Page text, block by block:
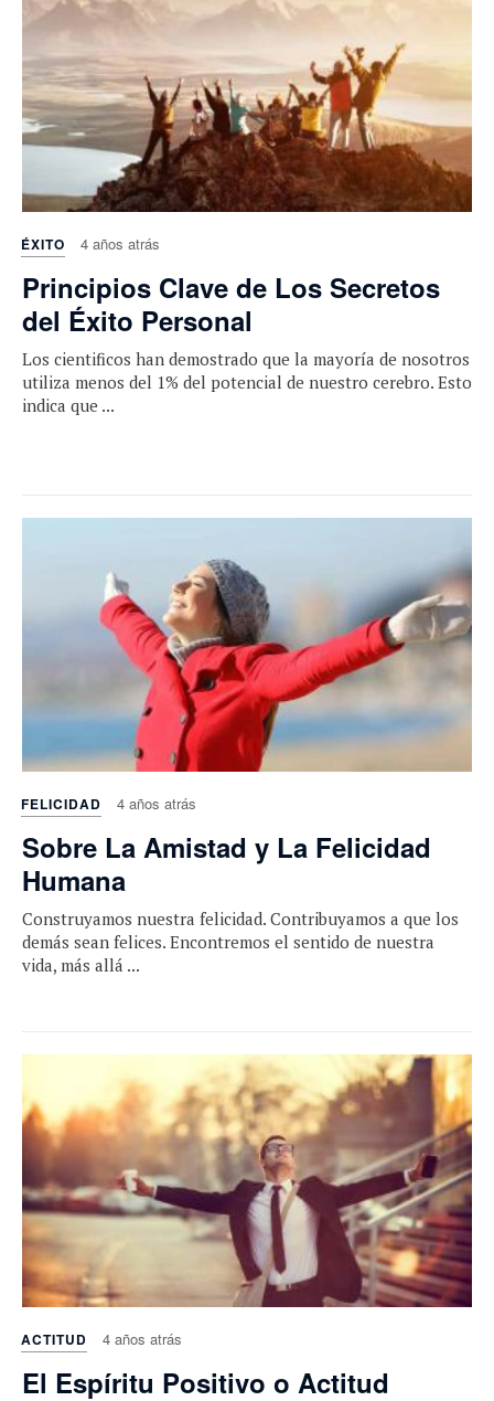
ÉXITO 4 años atrás
Principios Clave de Los Secretos
del Éxito Personal
Los cientificos han demostrado que la mayoría de nosotros
utiliza menos del 1% del potencial de nuestro cerebro. Esto
indica que ...
FELICIDAD 4 años atrás
Sobre La Amistad y La Felicidad
Humana
Construyamos nuestra felicidad. Contribuyamos a que los
demás sean felices. Encontremos el sentido de nuestra
vida, más allá ...
ACTITUD 4 años atrás
El Espíritu Positivo o Actitud